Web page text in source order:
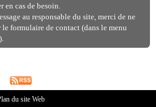
en cas de besoin.
au responsable du site, merci de ne
le formulaire de contact (dans le menu
du site Web